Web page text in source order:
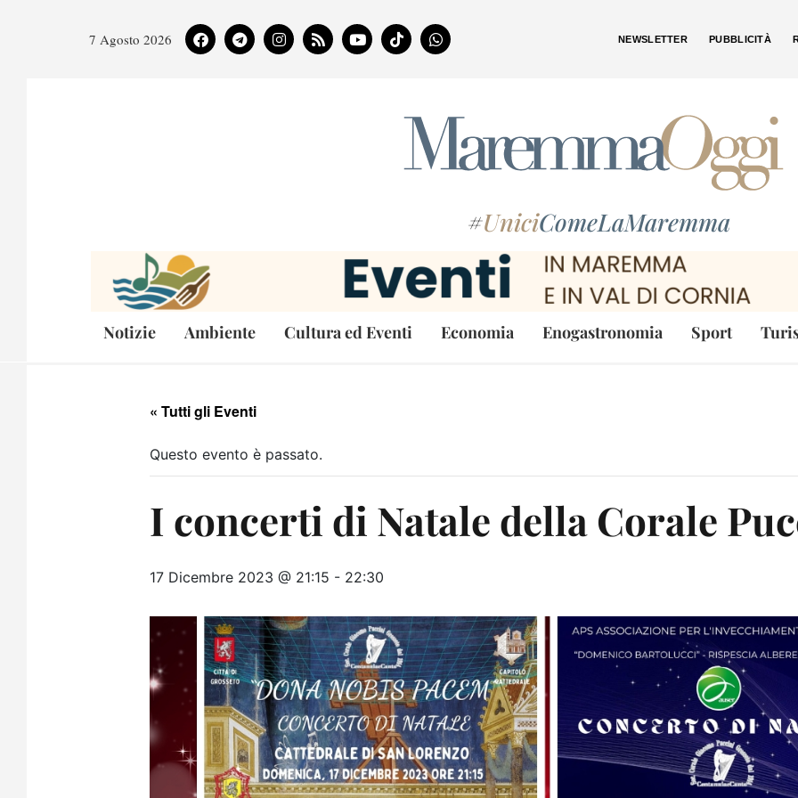
7 Agosto 2026 NEWSLETTER PUBBLICITÀ
#UniciComeLaMaremma
Notizie Ambiente Cultura ed Eventi Economia Enogastronomia Sport
« Tutti gli Eventi
Questo evento è passato.
I concerti di Natale della Corale
17 Dicembre 2023 @ 21:15 - 22:30